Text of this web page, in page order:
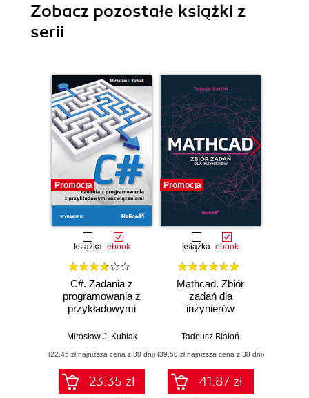
Zobacz pozostałe książki z
serii
Promocja
książka ebook
C#. Zadania z
programowania z
przykładowymi
Wydanie III
Mirosław J. Kubiak
(22,45 zł najniższa cena z 30 dni)
23.35 zł
Promocja
książka ebook
Mathcad. Zbiór
zadań dla
inżynierów
Tadeusz Białoń
(39,50 zł najniższa cena z 30 dni)
41.87 zł